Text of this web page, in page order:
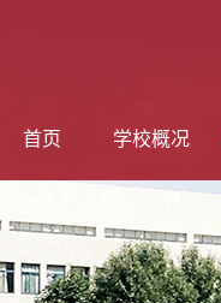
首页 学校概况